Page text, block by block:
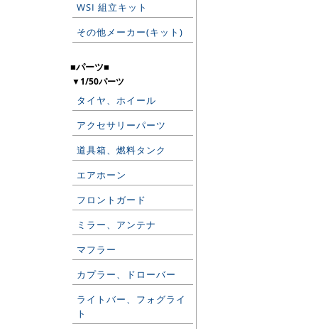
WSI 組立キット
その他メーカー(キット)
■パーツ■
▼1/50パーツ
タイヤ、ホイール
アクセサリーパーツ
道具箱、燃料タンク
エアホーン
フロントガード
ミラー、アンテナ
マフラー
カプラー、ドローバー
ライトバー、フォグライ
ト